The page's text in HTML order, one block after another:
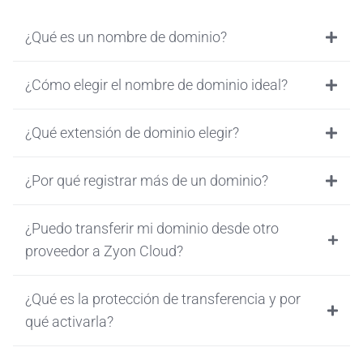
¿Qué es un nombre de dominio?
¿Cómo elegir el nombre de dominio ideal?
¿Qué extensión de dominio elegir?
¿Por qué registrar más de un dominio?
¿Puedo transferir mi dominio desde otro
proveedor a Zyon Cloud?
¿Qué es la protección de transferencia y por
qué activarla?